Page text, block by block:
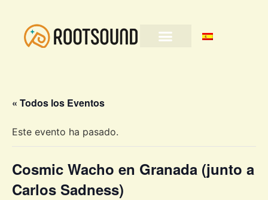
« Todos los Eventos
Este evento ha pasado.
Cosmic Wacho en Granada (junto a
Carlos Sadness)